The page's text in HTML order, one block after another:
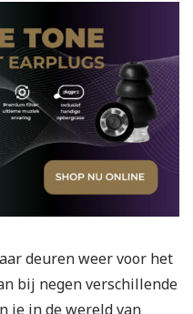
deuren weer voor het
bij negen verschillende
je in de wereld van